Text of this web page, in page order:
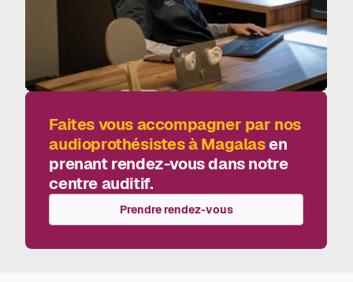
Faites vous accompagner par nos
audioprothésistes à Magalasen
prenant rendez-vous dans notre
centre auditif.
Prendre rendez-vous